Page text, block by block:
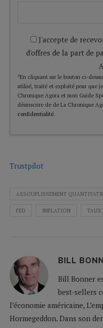
J'accepte de
d'offres de la part de
*En cliquant sur le bouton ci-
utilisé, traité et exploité pour que
Chronique Agora et mon Guide
désinscrire de de La Chronique
confidentialité.
Trustpilot
ASSOUPLISSEMENT QUANTITATIF
FED INFLATION TAUX
BILL
Bill Bonner
best-sellers
l’économie américaine,
Hormegeddon. Dans son